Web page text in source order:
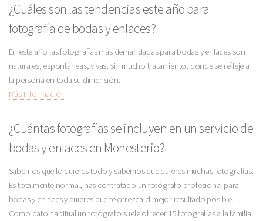
¿Cuáles son las tendencias este año para
fotografía de bodas y enlaces?
En este año las fotografías más demandadas para bodas y enlaces son
naturales, espontáneas, vivas, sin mucho tratamiento, donde se refleje a
la persona en toda su dimensión.
Más Información
¿Cuántas fotografías se incluyen en un servicio de
bodas y enlaces en Monesterio?
Sabemos que lo quieres todo y sabemos que quieres muchas fotografías.
Es totalmente normal, has contratado un fotógrafo profesional para
bodas y enlaces y quieres que te ofrezca el mejor resultado posible.
Como dato habitual un fotógrafo suele ofrecer 15 fotografías a la familia.